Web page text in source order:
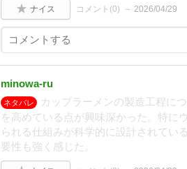
ナイス コメント(0) 2026/04/29
minowa-ru
ネタバレ
カップラーメンの製造工程に
を高めている点が興味深かった。特に
られる仕組みが科学的に設計されてい
要性も強く感じた。